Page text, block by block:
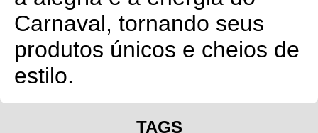
Carnaval, tornando seus
produtos únicos e cheios de
estilo.
TAGS